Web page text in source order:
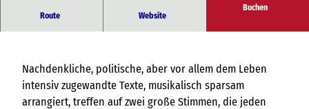
Route Website
Buchen
Tiefgang im luftigen Gewand
Nachdenkliche, politische, aber vor allem dem Leben
intensiv zugewandte Texte, musikalisch sparsam
arrangiert, treffen auf zwei große Stimmen, die jeden